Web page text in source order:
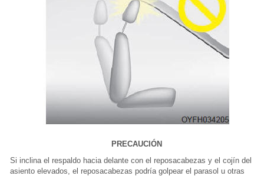
PRECAUCIÓN
Si inclina el respaldo hacia delante con el reposacabezas y el cojín del
asiento elevados, el reposacabezas podría golpear el parasol u otras